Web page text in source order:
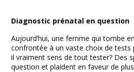
Diagnostic prénatal en question
Aujourd’hui, une femme qui tombe
confrontée à un vaste choix de tests
il vraiment sens de tout tester? Des
question et plaident en faveur de